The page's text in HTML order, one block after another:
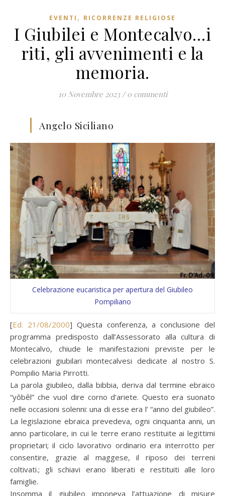
EVENTI , RICORRENZE RELIGIOSE
I Giubilei e Montecalvo…i
riti, gli avvenimenti e la
memoria.
10 Novembre 2023 / 0 commenti
Angelo Siciliano
Celebrazione eucaristica per apertura del Giubileo
Pompiliano
[ Ed. 21/08/2000] Questa conferenza, a conclusione del
programma predisposto dall’Assessorato alla cultura di
Montecalvo, chiude le manifestazioni previste per le
celebrazioni giubilari montecalvesi dedicate al nostro S.
Pompilio Maria Pirrotti.
La parola giubileo, dalla bibbia, deriva dal termine ebraico
“yôbêl” che vuol dire corno d’ariete. Questo era suonato
nelle occasioni solenni: una di esse era l’ “anno del giubileo”.
La legislazione ebraica prevedeva, ogni cinquanta anni, un
anno particolare, in cui le terre erano restituite ai legittimi
proprietari; il ciclo lavorativo ordinario era interrotto per
consentire, grazie al maggese, il riposo dei terreni
coltivati.; gli schiavi erano liberati e restituiti alle loro
famiglie.
Insomma il giubileo imponeva l’attuazione di misure